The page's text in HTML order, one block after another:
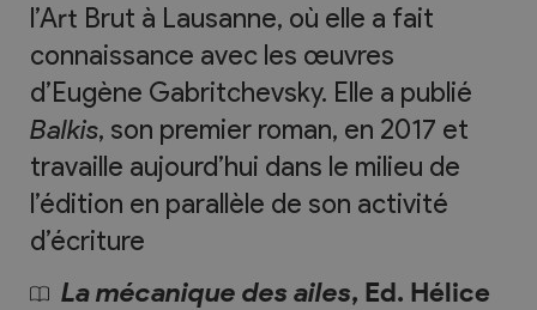
l’Art Brut à Lausanne, où elle a fait
connaissance avec les œuvres
d’Eugène Gabritchevsky. Elle a publié
Balkis, son premier roman, en 2017 et
travaille aujourd’hui dans le milieu de
l’édition en parallèle de son activité
d’écriture
La mécanique des ailes, Ed. Hélice